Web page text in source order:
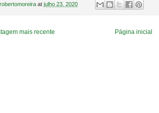
robertomoreira at julho 23, 2020
mais recente Página inicial